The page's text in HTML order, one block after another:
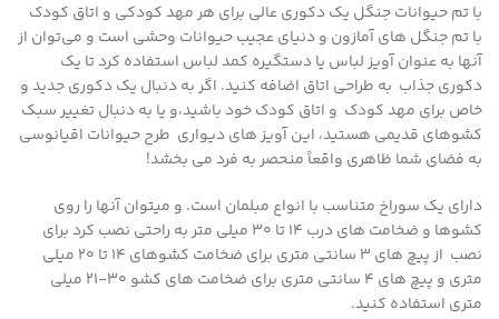
با تم حیوانات جنگل یک دکوری عالی برای هر مهد کودکی و اتاق کودک
با تم جنگل های آمازون و دنیای عجیب حیوانات وحشی است و می‌توان از
آنها به عنوان آویز لباس یا دستگیره کمد لباس استفاده کرد تا یک
دکوری جذاب به طراحی اتاق اضافه کنید. اگر به دنبال یک دکوری جدید و
خاص برای مهد کودک و اتاق کودک خود باشید،و یا به دنبال تغییر سبک
کشوهای قدیمی هستید، این آویز های دیواری طرح حیوانات اقیانوسی
به فضای شما ظاهری واقعاً منحصر به فرد می بخشد!
دارای یک سوراخ متناسب با انواع مبلمان است. و میتوان آنها را روی
کشوها و ضخامت های درب 14 تا 30 میلی متر به راحتی نصب کرد برای
نصب از پیچ های 3 سانتی متری برای ضخامت کشوهای 14 تا 20 میلی
متری و پیچ های 4 سانتی متری برای ضخامت های کشو 30-21 میلی
متری استفاده کنید.